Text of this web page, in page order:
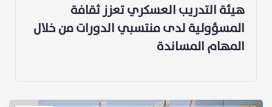
هيئة التدريب العسكري تعزز ثقافة
المسؤولية لدى منتسبي الدورات من خلال
المهام المساندة